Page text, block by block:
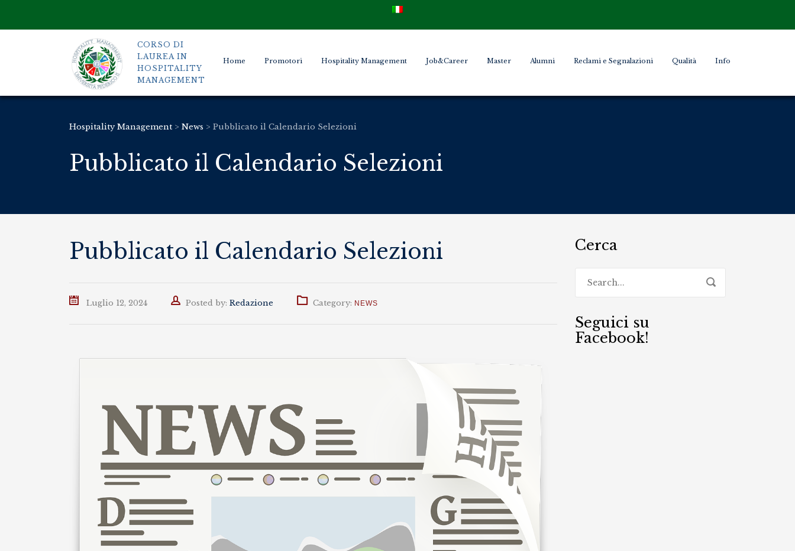
CORSO DI
LAUREA IN
HOSPITALITY
MANAGEMENT
Home Promotori Hospitality Management Job&Career Master Alumni Reclami e Segnalazioni Qualità Info
Hospitality Management > News > Pubblicato il Calendario Selezioni
Pubblicato il Calendario Selezioni
Pubblicato il Calendario Selezioni
Luglio 12, 2024 Posted by: Author
Redazione Category: NEWS
Cerca
Seguici su
Facebook!